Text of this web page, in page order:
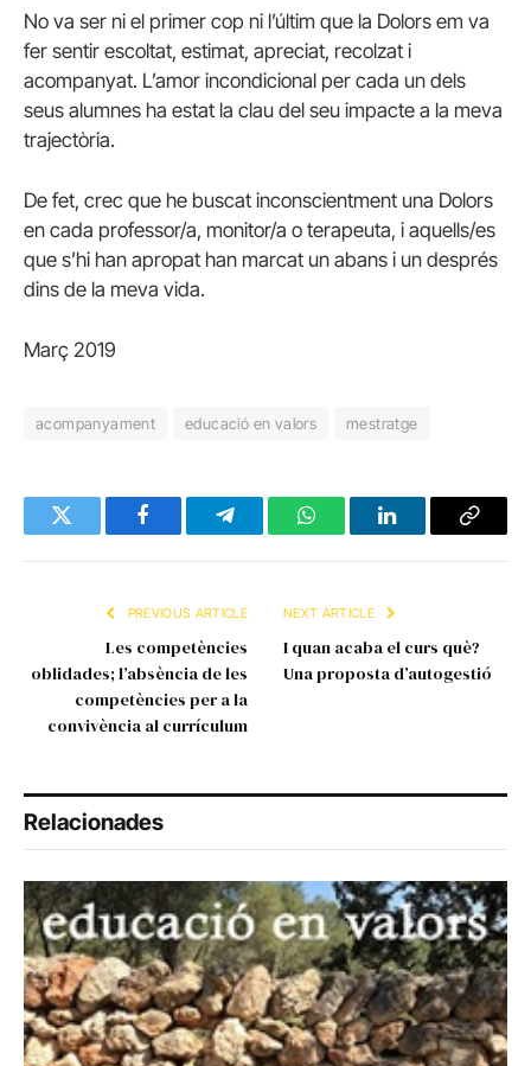
No va ser ni el primer cop ni l’últim que la Dolors em va
fer sentir escoltat, estimat, apreciat, recolzat i
acompanyat. L’amor incondicional per cada un dels
seus alumnes ha estat la clau del seu impacte a la meva
trajectòria.
De fet, crec que he buscat inconscientment una Dolors
en cada professor/a, monitor/a o terapeuta, i aquells/es
que s’hi han apropat han marcat un abans i un després
dins de la meva vida.
Març 2019
acompanyament educació en valors mestratge
Twitter FacebookTelegramWhatsAppLinkedInCopy
PREVIOUS ARTICLE
Les competències
oblidades; l’absència de les
competències per a la
convivència al currículum
NEXT ARTICLE
I quan acaba el curs què?
Una proposta d’autogestió
Relacionades